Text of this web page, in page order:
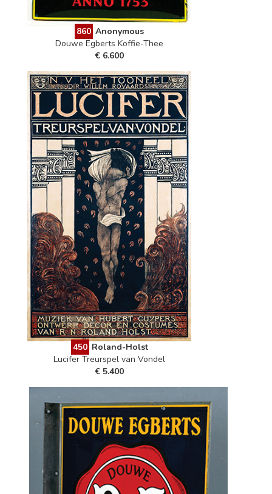
860 Anonymous
Douwe Egberts Koffie-Thee
€ 6.600
450 Roland-Holst
Lucifer Treurspel van Vondel
€ 5.400